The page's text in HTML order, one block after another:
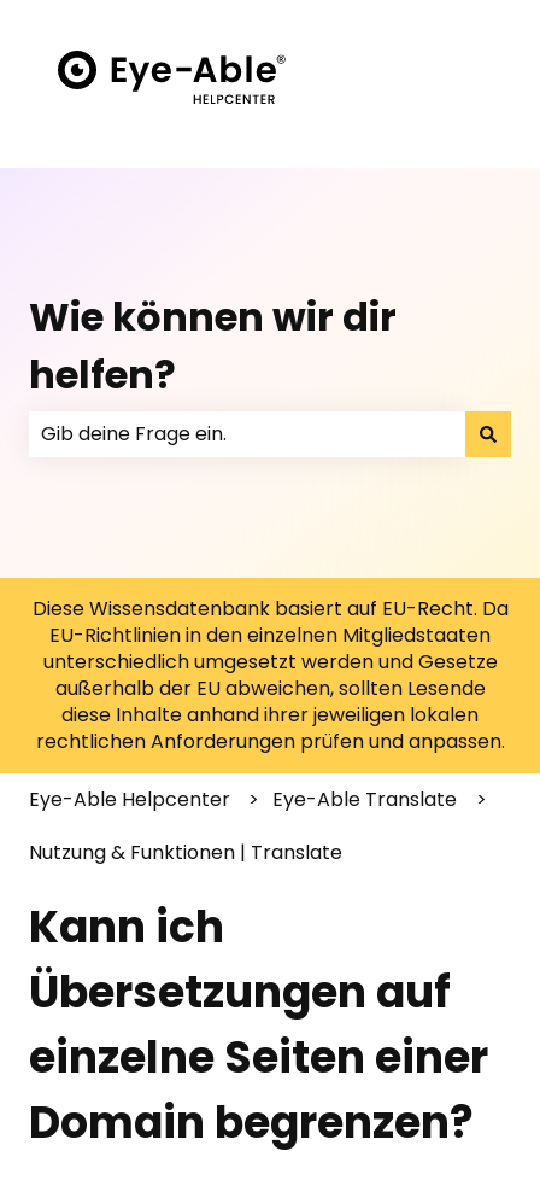
Wie können wir dir
helfen?
Diese Wissensdatenbank basiert auf EU-Recht. Da
EU-Richtlinien in den einzelnen Mitgliedstaaten
unterschiedlich umgesetzt werden und Gesetze
außerhalb der EU abweichen, sollten Lesende
diese Inhalte anhand ihrer jeweiligen lokalen
rechtlichen Anforderungen prüfen und anpassen.
Eye-Able Helpcenter
Eye-Able Translate
Nutzung & Funktionen | Translate
Kann ich
Übersetzungen auf
einzelne Seiten einer
Domain begrenzen?